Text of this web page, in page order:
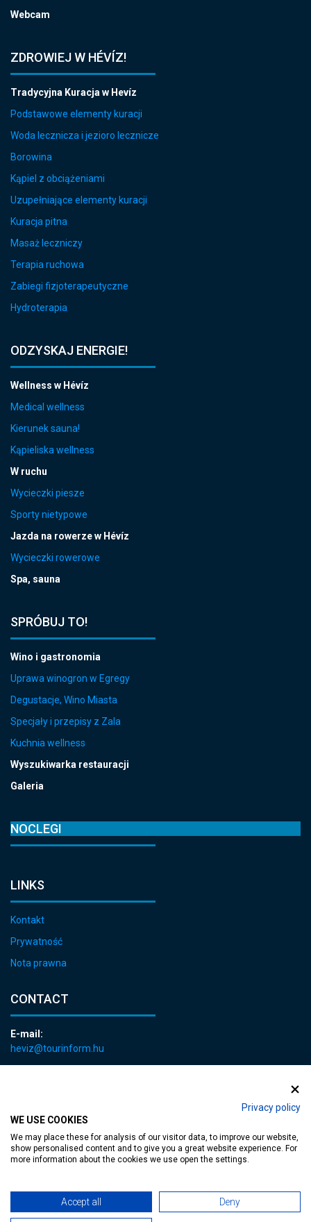
Privacy policy
WE USE COOKIES
We may place these for analysis of our visitor data, to improve our website,
show personalised content and to give you a great website experience. For
more information about the cookies we use open the settings.
Accept all Deny
Webcam
ZDROWIEJ W HÉVÍZ!
Tradycyjna Kuracja w Hevíz
Podstawowe elementy kuracji
Woda lecznicza i jezioro lecznicze
Borowina
Kąpiel z obciążeniami
Uzupełniające elementy kuracji
Kuracja pitna
Masaż leczniczy
Terapia ruchowa
Zabiegi fizjoterapeutyczne
Hydroterapia
ODZYSKAJ ENERGIE!
Wellness w Hévíz
Medical wellness
Kierunek sauna!
Kąpieliska wellness
W ruchu
Wycieczki piesze
Sporty nietypowe
Jazda na rowerze w Hévíz
Wycieczki rowerowe
Spa, sauna
SPRÓBUJ TO!
Wino i gastronomia
Uprawa winogron w Egregy
Degustacje, Wino Miasta
Specjały i przepisy z Zala
Kuchnia wellness
Wyszukiwarka restauracji
Galeria
NOCLEGI
LINKS
Kontakt
Prywatność
Nota prawna
CONTACT
E-mail:
heviz@tourinform.hu
MediaGum|Cookie renewals